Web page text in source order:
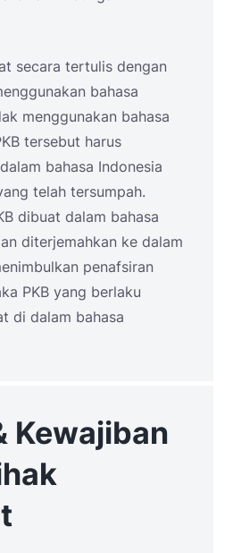
secara tertulis dengan
bahasa
menggunakan bahasa
tersebut harus
bahasa Indonesia
telah tersumpah.
dibuat dalam bahasa
diterjemahkan ke dalam
penafsiran
PKB yang berlaku
di dalam bahasa
Kewajiban